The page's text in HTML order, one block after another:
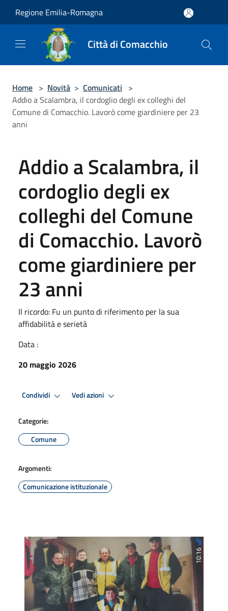
Regione Emilia-Romagna
Città di Comacchio
Home > Novità > Comunicati >
Addio a Scalambra, il cordoglio degli ex colleghi del
Comune di Comacchio. Lavorò come giardiniere per 23
anni
Addio a Scalambra, il
cordoglio degli ex
colleghi del Comune
di Comacchio. Lavorò
come giardiniere per
23 anni
Il ricordo: Fu un punto di riferimento per la sua
affidabilità e serietà
Data :
20 maggio 2026
Condividi Vedi azioni
Categorie:
Comune
Argomenti:
Comunicazione istituzionale